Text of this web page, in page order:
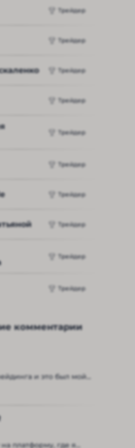
Трейдер
Трейдер
Трейдер
Трейдер
Трейдер
Трейдер
Трейдер
Трейдер
Трейдер
Трейдер
комментарии
и это был мой...
платформу, где я...